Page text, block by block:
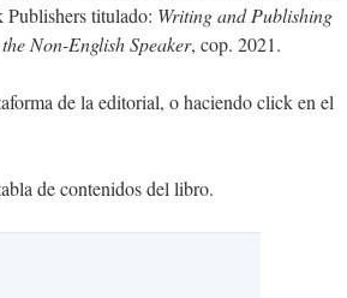
titulado: Writing and Publishing
Non-English Speaker, cop. 2021.
de la editorial, o haciendo click en el
de contenidos del libro.